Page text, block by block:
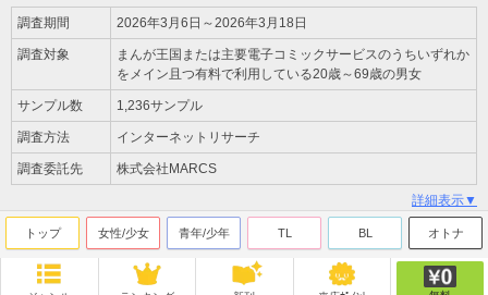
調査期間 2026年3月6日～2026年3月18日
調査対象
まんが王国または主要電子コミックサービスのうちいずれか
をメイン且つ有料で利用している20歳～69歳の男女
サンプル数 1,236サンプル
調査方法 インターネットリサーチ
調査委託先 株式会社MARCS
詳細表示▼
トップ 女性/少女 青年/少年 TL BL オトナ